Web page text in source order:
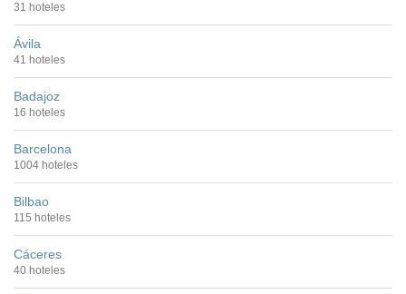
31 hoteles
Ávila
41 hoteles
Badajoz
16 hoteles
Barcelona
1004 hoteles
Bilbao
115 hoteles
Cáceres
40 hoteles